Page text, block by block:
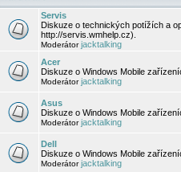
Servis
Diskuze o technických potížích a
http://servis.wmhelp.cz).
Moderátorjacktalking
Acer
Diskuze o Windows Mobile
Moderátorjacktalking
Asus
Diskuze o Windows Mobile
Moderátorjacktalking
Dell
Diskuze o Windows Mobile
Moderátorjacktalking